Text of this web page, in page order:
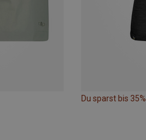
Du sparst bis 35%